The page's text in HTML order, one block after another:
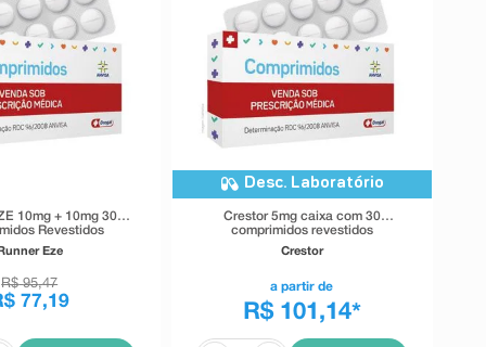
10mg + 10mg 30
Revestidos
Runner Eze
R$ 95,47
77,19
Desc. Laboratório
Crestor 5mg caixa com 30
comprimidos revestidos
Crestor
a partir de
R$ 101,14*